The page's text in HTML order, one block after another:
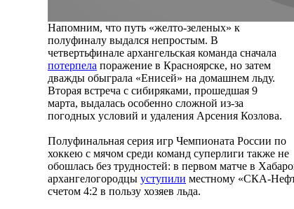
Напомним, что путь «желто-зеленых» к
полуфиналу выдался непростым. В
четвертьфинале архангельская команда сначала
потерпела поражение в Красноярске, но затем
дважды обыграла «Енисей» на домашнем льду.
Вторая встреча с сибиряками, прошедшая 9
марта, выдалась особенно сложной из-за
погодных условий и удаления Арсения Козлова.
Полуфинальная серия игр Чемпионата России по
хоккею с мячом среди команд суперлиги также не
обошлась без трудностей: в первом матче в
архангелогородцы уступили местному «СКА-
счетом 4:2 в пользу хозяев льда.